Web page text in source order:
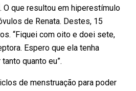
O que resultou em hiperestímulo
de Renata. Destes, 15
“Fiquei com oito e doei sete,
Espero que ela tenha
quanto eu”.
de menstruação para poder